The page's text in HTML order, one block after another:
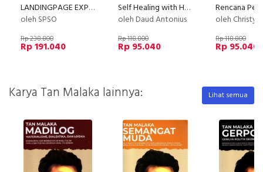
LANDINGPAGE EXPRESS
oleh SPSO
Rp 238.800
Rp 191.040
Self Healing with Hypnotherapy
oleh Daud Antonius
Rp 118.800
Rp 95.040
oleh Christy
Rp 118.800
Rp 95.040
Karya Tan Malaka lainnya: Lihat semua